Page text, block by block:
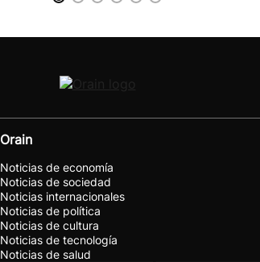
Orain
Noticias de economía
Noticias de sociedad
Noticias internacionales
Noticias de política
Noticias de cultura
Noticias de tecnología
Noticias de salud